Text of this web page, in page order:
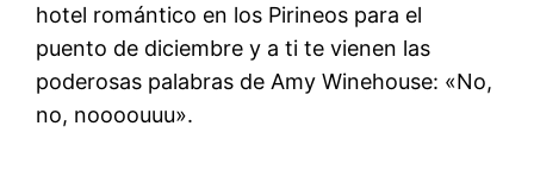
hotel romántico en los Pirineos para el
puento de diciembre y a ti te vienen las
poderosas palabras de Amy Winehouse: «No,
no, noooouuu».